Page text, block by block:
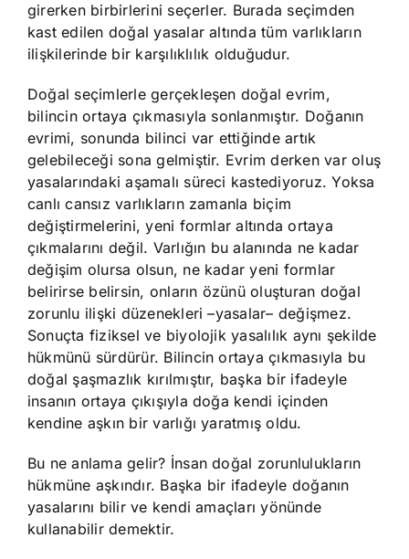
girerken birbirlerini seçerler. Burada seçimden
kast edilen doğal yasalar altında tüm varlıkların
ilişkilerinde bir karşılıklılık olduğudur.
Doğal seçimlerle gerçekleşen doğal evrim,
bilincin ortaya çıkmasıyla sonlanmıştır. Doğanın
evrimi, sonunda bilinci var ettiğinde artık
gelebileceği sona gelmiştir. Evrim derken var oluş
yasalarındaki aşamalı süreci kastediyoruz. Yoksa
canlı cansız varlıkların zamanla biçim
değiştirmelerini, yeni formlar altında ortaya
çıkmalarını değil. Varlığın bu alanında ne kadar
değişim olursa olsun, ne kadar yeni formlar
belirirse belirsin, onların özünü oluşturan doğal
zorunlu ilişki düzenekleri –yasalar– değişmez.
Sonuçta fiziksel ve biyolojik yasalılık aynı şekilde
hükmünü sürdürür. Bilincin ortaya çıkmasıyla bu
doğal şaşmazlık kırılmıştır, başka bir ifadeyle
insanın ortaya çıkışıyla doğa kendi içinden
kendine aşkın bir varlığı yaratmış oldu.
Bu ne anlama gelir? İnsan doğal zorunlulukların
hükmüne aşkındır. Başka bir ifadeyle doğanın
yasalarını bilir ve kendi amaçları yönünde
kullanabilir demektir.